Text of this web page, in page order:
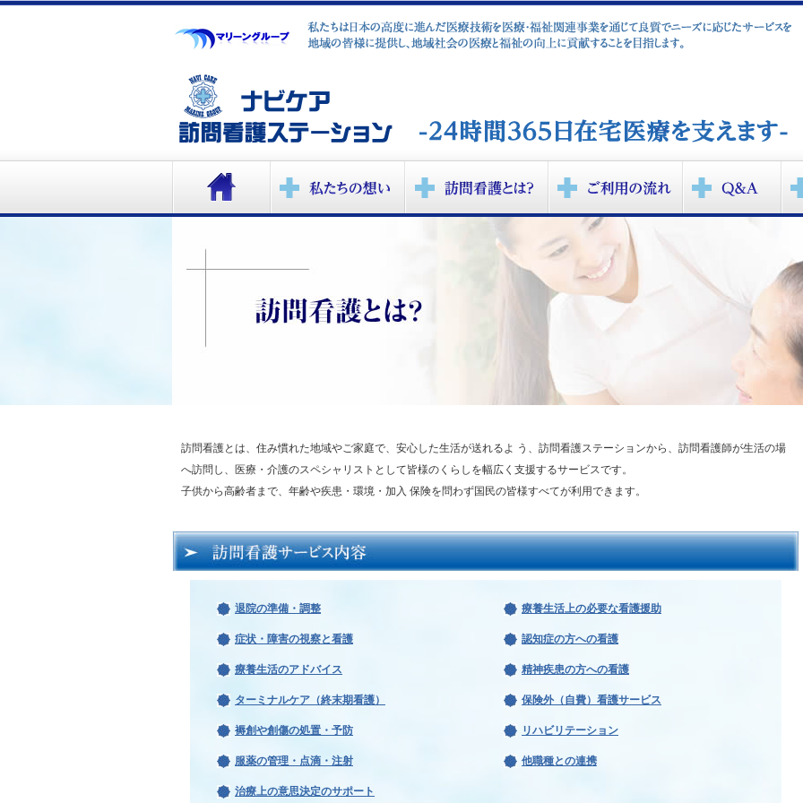
訪問看護とは、住み慣れた地域やご家庭で、安心した生活が送れるよ う、訪問看護ステーションから、訪問看護師が生活の場
へ訪問し、医療・介護のスペシャリストとして皆様のくらしを幅広く支援するサービスです。
子供から高齢者まで、年齢や疾患・環境・加入 保険を問わず国民の皆様すべてが利用できます。
退院の準備・調整
症状・障害の視察と看護
療養生活のアドバイス
ターミナルケア（終末期看護）
褥創や創傷の処置・予防
服薬の管理・点滴・注射
治療上の意思決定のサポート
療養生活上の必要な看護援助
認知症の方への看護
精神疾患の方への看護
保険外（自費）看護サービス
リハビリテーション
他職種との連携